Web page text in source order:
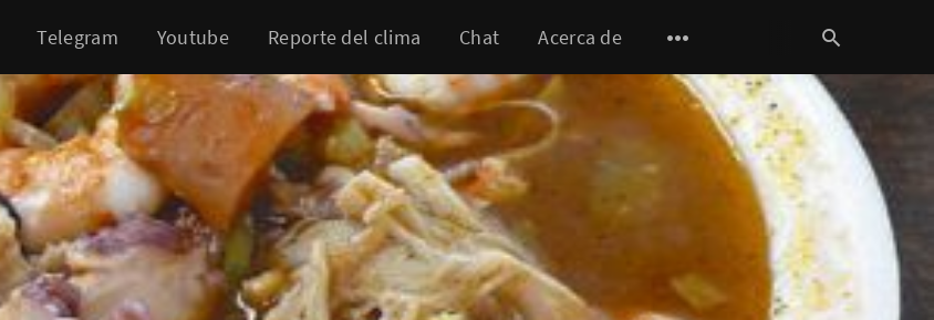
Telegram Youtube Reporte del clima Chat Acerca de